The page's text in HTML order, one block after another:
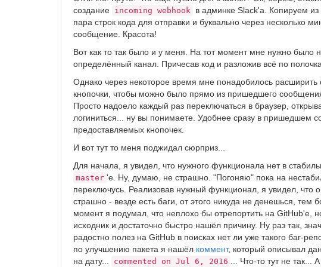
создание incoming webhook в админке Slack'а. Копируем из
пара строк кода для отправки и буквально через несколько
сообщение. Красота!
Вот как то так было и у меня. На тот момент мне нужно было
определённый канал. Причесав код и разложив всё по
Однако через некоторое время мне понадобилось
кнопочки, чтобы можно было прямо из пришедшего
Просто надоело каждый раз переключаться в браузер,
логиниться... ну вы понимаете. Удобнее сразу в пришедшем
предоставляемых кнопочек.
И вот тут то меня поджидал сюрприз...
Для начала, я увидел, что нужного функционала нет в
master 'е. Ну, думаю, не страшно. "Погоняю" пока на
переключусь. Реализовав нужный функционал, я увидел, что
страшно - везде есть баги, от этого никуда не денешься, тем
момент я подумал, что неплохо бы отрепортить на GitHub'е,
исходник и достаточно быстро нашёл причину. Ну раз так,
радостно полез на GitHub в поисках нет ли уже такого баг-
по улучшению пакета я нашёл коммент, который описывал
на дату...
commented on Jul 6, 2016 ... Что-то тут не так...